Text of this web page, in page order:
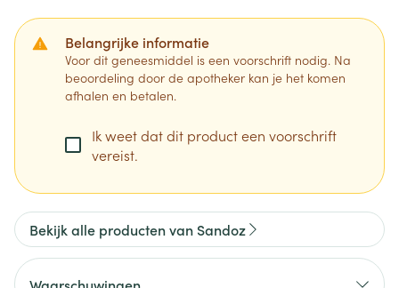
Belangrijke informatie
Voor dit geneesmiddel is een voorschrift nodig. Na
beoordeling door de apotheker kan je het komen
afhalen en betalen.
Ik weet dat dit product een voorschrift
vereist.
Bekijk alle producten van Sandoz